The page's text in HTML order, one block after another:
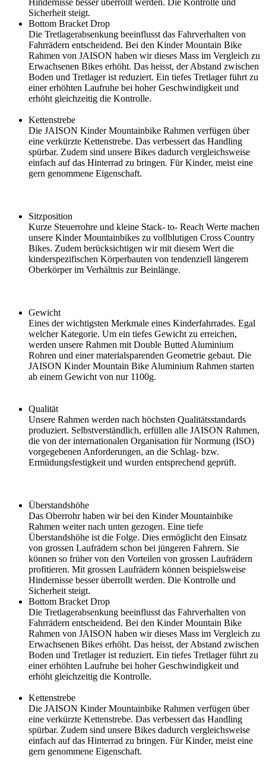
Hindernisse besser überrollt werden. Die Kontrolle und
Sicherheit steigt.
Bottom Bracket Drop
Die Tretlagerabsenkung beeinflusst das Fahrverhalten von
Fahrrädern entscheidend. Bei den Kinder Mountain Bike
Rahmen von JAISON haben wir dieses Mass im Vergleich zu
Erwachsenen Bikes erhöht. Das heisst, der Abstand zwischen
Boden und Tretlager ist reduziert. Ein tiefes Tretlager führt zu
einer erhöhten Laufruhe bei hoher Geschwindigkeit und
erhöht gleichzeitig die Kontrolle.
Kettenstrebe
Die JAISON Kinder Mountainbike Rahmen verfügen über
eine verkürzte Kettenstrebe. Das verbessert das Handling
spürbar. Zudem sind unsere Bikes dadurch vergleichsweise
einfach auf das Hinterrad zu bringen. Für Kinder, meist eine
gern genommene Eigenschaft.
Sitzposition
Kurze Steuerrohre und kleine Stack- to- Reach Werte machen
unsere Kinder Mountainbikes zu vollblutigen Cross Country
Bikes. Zudem berücksichtigen wir mit diesem Wert die
kinderspezifischen Körperbauten von tendenziell längerem
Oberkörper im Verhältnis zur Beinlänge.
Gewicht
Eines der wichtigsten Merkmale eines Kinderfahrrades. Egal
welcher Kategorie. Um ein tiefes Gewicht zu erreichen,
werden unsere Rahmen mit Double Butted Aluminium
Rohren und einer materialsparenden Geometrie gebaut. Die
JAISON Kinder Mountain Bike Aluminium Rahmen starten
ab einem Gewicht von nur 1100g.
Qualität
Unsere Rahmen werden nach höchsten Qualitätsstandards
produziert. Selbstverständlich, erfüllen alle JAISON Rahmen,
die von der internationalen Organisation für Normung (ISO)
vorgegebenen Anforderungen, an die Schlag- bzw.
Ermüdungsfestigkeit und wurden entsprechend geprüft.
Überstandshöhe
Das Oberrohr haben wir bei den Kinder Mountainbike
Rahmen weiter nach unten gezogen. Eine tiefe
Überstandshöhe ist die Folge. Dies ermöglicht den Einsatz
von grossen Laufrädern schon bei jüngeren Fahrern. Sie
können so früher von den Vorteilen von grossen Laufrädern
profitieren. Mit grossen Laufrädern können beispielsweise
Hindernisse besser überrollt werden. Die Kontrolle und
Sicherheit steigt.
Bottom Bracket Drop
Die Tretlagerabsenkung beeinflusst das Fahrverhalten von
Fahrrädern entscheidend. Bei den Kinder Mountain Bike
Rahmen von JAISON haben wir dieses Mass im Vergleich zu
Erwachsenen Bikes erhöht. Das heisst, der Abstand zwischen
Boden und Tretlager ist reduziert. Ein tiefes Tretlager führt zu
einer erhöhten Laufruhe bei hoher Geschwindigkeit und
erhöht gleichzeitig die Kontrolle.
Kettenstrebe
Die JAISON Kinder Mountainbike Rahmen verfügen über
eine verkürzte Kettenstrebe. Das verbessert das Handling
spürbar. Zudem sind unsere Bikes dadurch vergleichsweise
einfach auf das Hinterrad zu bringen. Für Kinder, meist eine
gern genommene Eigenschaft.